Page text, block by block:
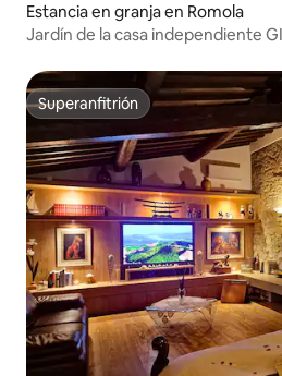
Estancia en granja en Romola
Superanfitrión
Superanfitrión